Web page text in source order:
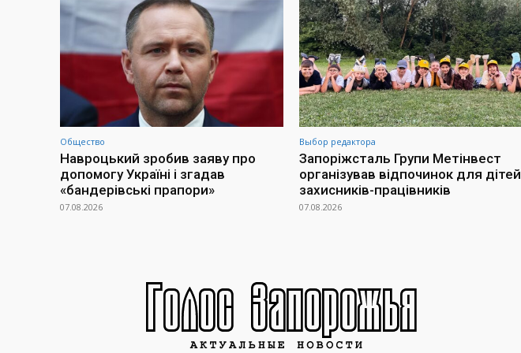
Общество
Навроцький зробив заяву про
допомогу Україні і згадав
«бандерівські прапори»
07.08.2026
Выбор редактора
Запоріжсталь Групи Метінвест
організував відпочинок для дітей
захисників-працівників
07.08.2026